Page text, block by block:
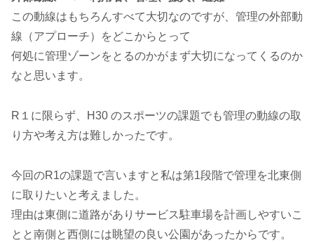
この動線はもちろんすべて大切なのですが、管理の外部動
線（アプローチ）をどこからとって
何処に管理ゾーンをとるのかがまず大切になってくるのか
なと思います。
R１に限らず、H30 のスポーツの課題でも管理の動線の取
り方や考え方は難しかったです。
今回のR1の課題で言いますと私は第1段階で管理を北東側
に取りたいと考えました。
理由は東側に道路がありサービス駐車場を計画しやすいこ
とと南側と西側には眺望の良い公園があったからです。